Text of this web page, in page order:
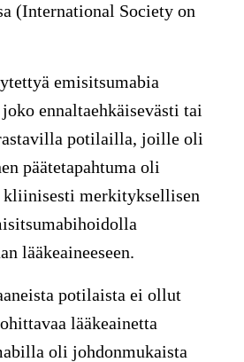
(International Society on
emisitsumabia
ennaltaehkäisevästi tai
potilailla, joille oli
päätetapahtuma oli
kliinisesti merkityksellisen
lääkeaineeseen.
potilaista ei ollut
lääkeainetta
oli johdonmukaista